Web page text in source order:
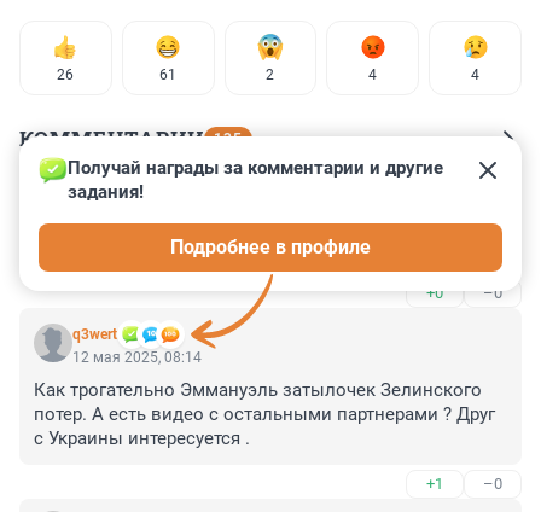
26 61 2 4 4
КОММЕНТАРИИ 135
Гость
В губы, с языком, или по-детски в щёчку?
+0 –0
q3wert
Получай награды за комментарии и другие
задания!
Подробнее в профиле
12 мая 2025, 08:14
Как трогательно Эммануэль затылочек Зелинского
потер. А есть видео с остальными партнерами ? Друг
с Украины интересуется .
+1 –0